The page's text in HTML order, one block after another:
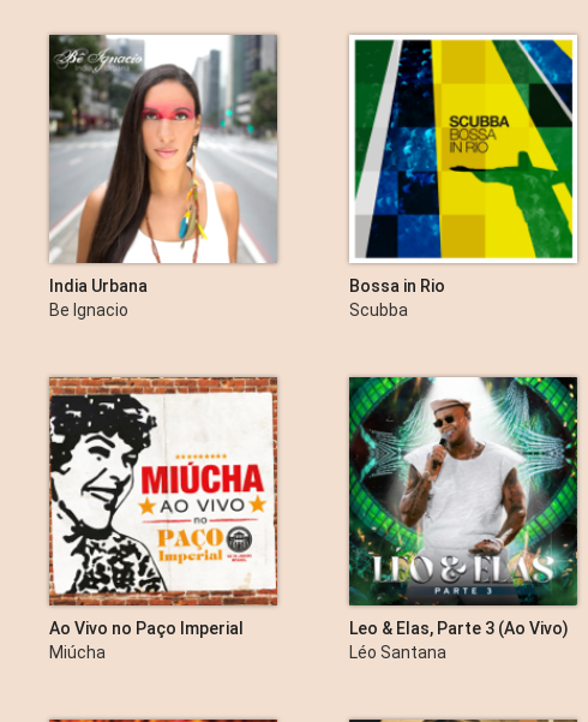
India Urbana
Be Ignacio
Bossa in Rio
Scubba
Ao Vivo no Paço Imperial
Miúcha
Leo & Elas, Parte 3 (Ao Vivo)
- EP
Léo Santana